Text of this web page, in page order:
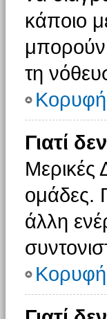
κάποιο
μπορούν
τη
Κορυφή
Γιατί
Μερικές
ομάδες.
άλλη
Κορυφή